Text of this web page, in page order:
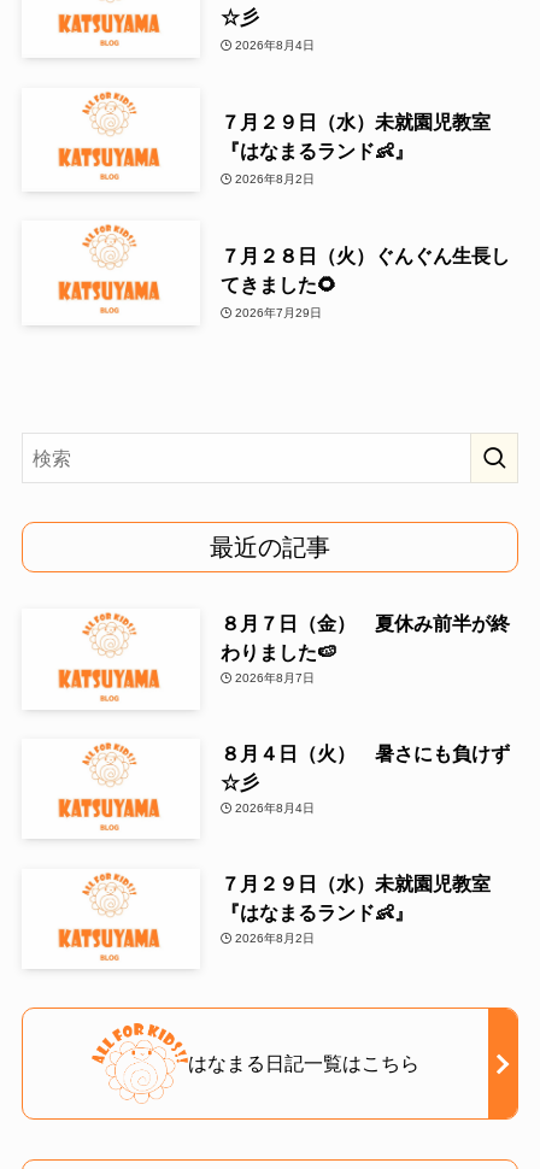
☆彡
2026年8月4日
７月２９日（水）未就園児教室
『はなまるランド👶』
2026年8月2日
７月２８日（火）ぐんぐん生長し
てきました🌻
2026年7月29日
最近の記事
８月７日（金） 夏休み前半が終
わりました🍉
2026年8月7日
８月４日（火） 暑さにも負けず
☆彡
2026年8月4日
７月２９日（水）未就園児教室
『はなまるランド👶』
2026年8月2日
はなまる日記一覧はこちら